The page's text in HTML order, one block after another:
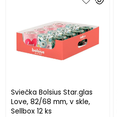
Sviečka Bolsius Star.glas
Love, 82/68 mm, v skle,
Sellbox 12 ks